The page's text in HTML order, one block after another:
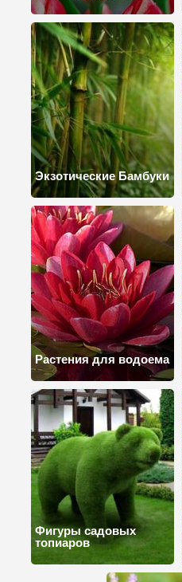
Экзотические Бамбуки
Растения для водоема
Фигуры садовых
топиаров